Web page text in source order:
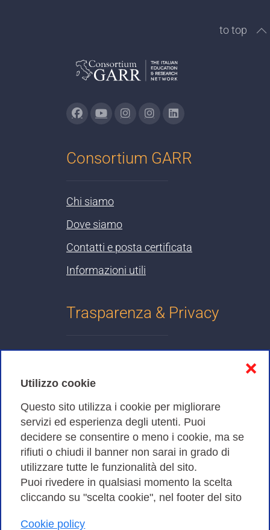
Utilizzo cookie
Questo sito utilizza i cookie per migliorare
servizi ed esperienza degli utenti. Puoi
decidere se consentire o meno i cookie, ma se
rifiuti o chiudi il banner non sarai in grado di
utilizzare tutte le funzionalità del sito.
Puoi rivedere in qualsiasi momento la scelta
cliccando su "scelta cookie", nel footer del sito
Cookie policy
❌
to top
Consortium GARR
Chi siamo
Dove siamo
Contatti e posta certificata
Informazioni utili
Trasparenza & Privacy
Cookies Policy
Amministrazione trasparente
Bandi di Gara
Consortium GARR - Via dei Tizii, 6 - 00185 Roma | Tel.
| CF 97284570583 – PI 07577141000 | Codice